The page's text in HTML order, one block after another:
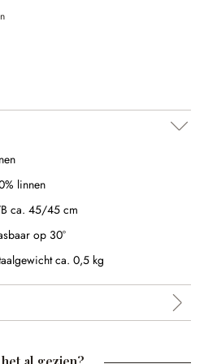
linnen
ca. 45/45 cm
op 30°
ca. 0,5 kg